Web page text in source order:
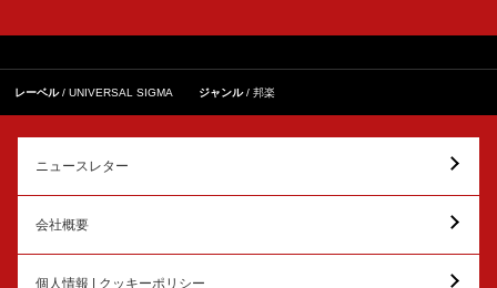
レーベル UNIVERSAL SIGMA ジャンル 邦楽
ニュースレター
会社概要
個人情報 | クッキーポリシー